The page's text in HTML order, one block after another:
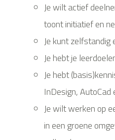
Je wilt actief
toont initiatief en
Je kunt zelfstandig
Je hebt je
Je hebt
InDesign, AutoCad
Je wilt werken op
in een groene